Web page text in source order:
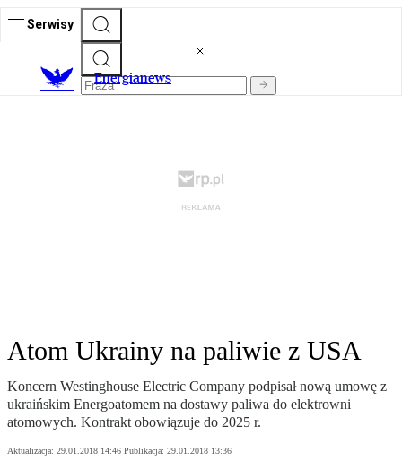
Serwisy
Energianews
Atom Ukrainy na paliwie z USA
Koncern Westinghouse Electric Company podpisał nową umowę z
ukraińskim Energoatomem na dostawy paliwa do elektrowni
atomowych. Kontrakt obowiązuje do 2025 r.
Aktualizacja: 29.01.2018 14:46 Publikacja: 29.01.2018 13:36